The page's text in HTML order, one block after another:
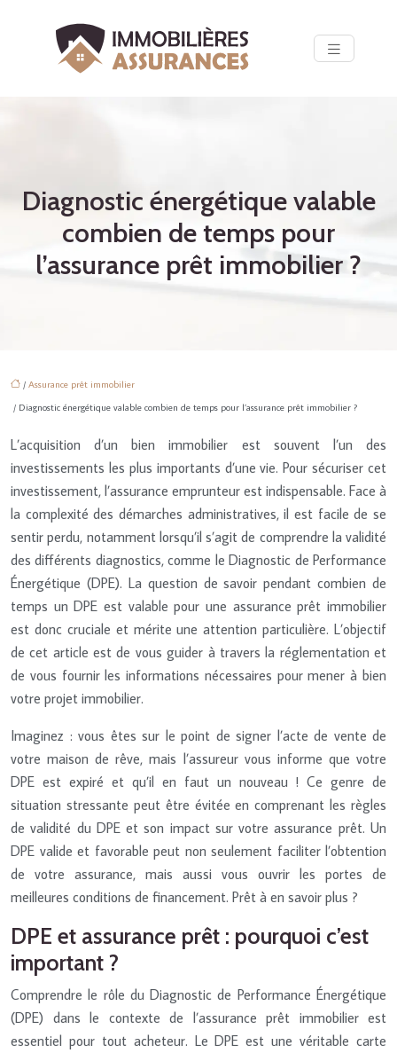
Diagnostic énergétique valable
combien de temps pour
l’assurance prêt immobilier ?
/ Assurance prêt immobilier
/ Diagnostic énergétique valable combien de temps pour l’assurance prêt immobilier ?
L’acquisition d’un bien immobilier est souvent l’un des
investissements les plus importants d’une vie. Pour sécuriser cet
investissement, l’assurance emprunteur est indispensable. Face à
la complexité des démarches administratives, il est facile de se
sentir perdu, notamment lorsqu’il s’agit de comprendre la validité
des différents diagnostics, comme le Diagnostic de Performance
Énergétique (DPE). La question de savoir pendant combien de
temps un DPE est valable pour une assurance prêt immobilier
est donc cruciale et mérite une attention particulière. L’objectif
de cet article est de vous guider à travers la réglementation et
de vous fournir les informations nécessaires pour mener à bien
votre projet immobilier.
Imaginez : vous êtes sur le point de signer l’acte de vente de
votre maison de rêve, mais l’assureur vous informe que votre
DPE est expiré et qu’il en faut un nouveau ! Ce genre de
situation stressante peut être évitée en comprenant les règles
de validité du DPE et son impact sur votre assurance prêt. Un
DPE valide et favorable peut non seulement faciliter l’obtention
de votre assurance, mais aussi vous ouvrir les portes de
meilleures conditions de financement. Prêt à en savoir plus ?
DPE et assurance prêt : pourquoi c’est
important ?
Comprendre le rôle du Diagnostic de Performance Énergétique
(DPE) dans le contexte de l’assurance prêt immobilier est
essentiel pour tout acheteur. Le DPE est une véritable carte